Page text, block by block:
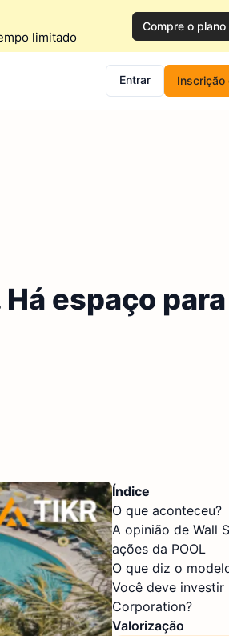
limitado
Compre o
Entrar Inscrição
espaço para
Índice
O que aconteceu?
A opinião de Wall
ações da POOL
O que diz o
Você deve investir
Corporation?
Valorização